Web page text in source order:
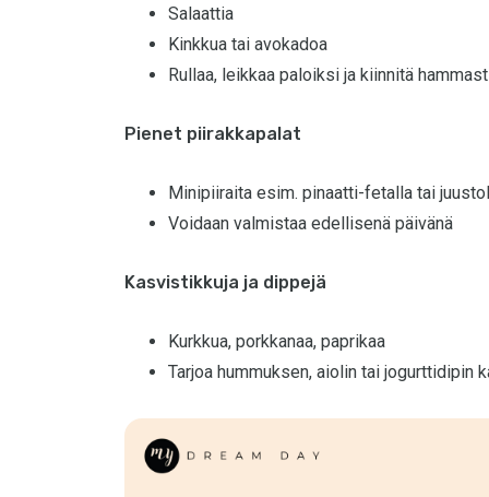
Salaattia
Kinkkua tai avokadoa
Rullaa, leikkaa paloiksi ja kiinnitä
Pienet piirakkapalat
Minipiiraita esim. pinaatti-fetalla tai
Voidaan valmistaa edellisenä päivänä
Kasvistikkuja ja dippejä
Kurkkua, porkkanaa, paprikaa
Tarjoa hummuksen, aiolin tai jogurttidipin